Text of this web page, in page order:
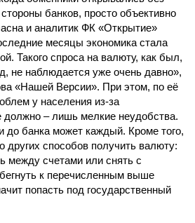
банков, просто объективно
и аналитик ФК «Открытие»
месяцы экономика стала
Такого спроса на валюту, как был,
не наблюдается уже очень давно»,
«Нашей Версии». При этом, по её
у населения из-за
должно – лишь мелкие неудобства.
до банка может каждый. Кроме того,
других способов получить валюту:
между счетами или снять с
к перечисленным выше
попасть под государственный